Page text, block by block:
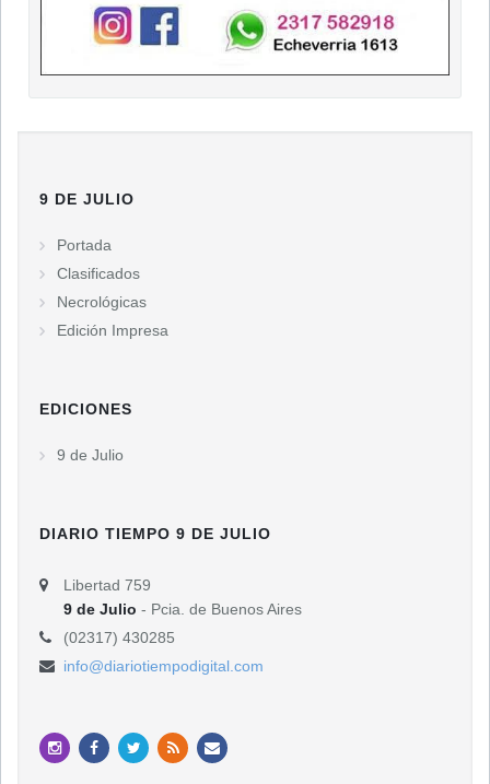
9 DE JULIO
Portada
Clasificados
Necrológicas
Edición Impresa
EDICIONES
9 de Julio
DIARIO TIEMPO 9 DE JULIO
Libertad 759
9 de Julio - Pcia. de Buenos Aires
(02317) 430285
info@diariotiempodigital.com